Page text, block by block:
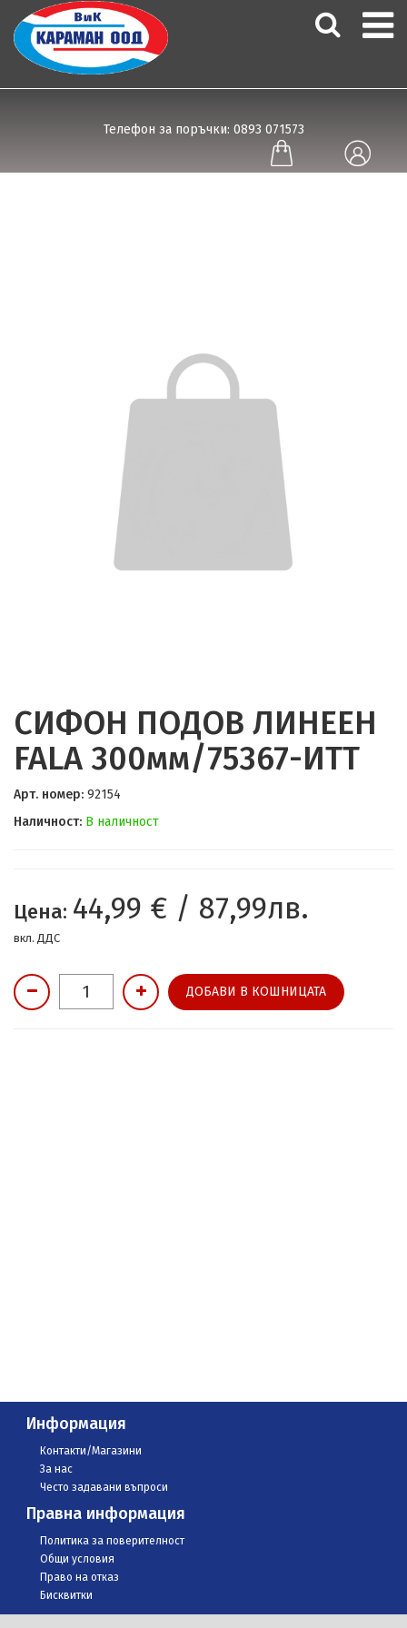
Телефон за поръчки: 0893 071573
СИФОН ПОДОВ ЛИНЕЕН
FALA 300мм/75367-ИТТ
Арт. номер: 92154
Наличност: В наличност
Цена: 44,99 € / 87,99лв.
вкл. ДДС
ДОБАВИ В КОШНИЦАТА
Информация
Контакти/Магазини
За нас
Често задавани въпроси
Правна информация
Политика за поверителност
Общи условия
Право на отказ
Бисквитки